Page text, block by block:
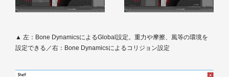
▲ 左：Bone DynamicsによるGlobal設定。重力や摩擦、風等の環境を
設定できる／右：Bone Dynamicsによるコリジョン設定